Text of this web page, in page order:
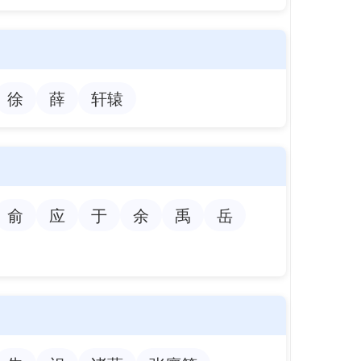
徐 薛 轩辕
俞 应 于 余 禹 岳